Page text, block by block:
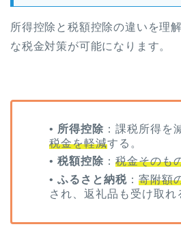
所得控除と税額控除の違いを理
な税金対策が可能になります。
• 所得控除 ：課税所得を
税金を軽減する。
• 税額控除 ： 税金そのも
• ふるさと納税 ： 寄附額
され、返礼品も受け取れ